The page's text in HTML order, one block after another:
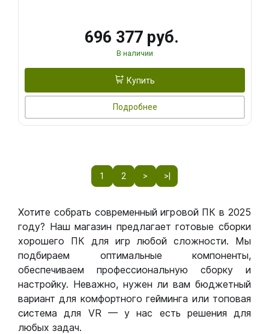
696 377 руб.
В наличии
Купить
Подробнее
1 2 > >|
Хотите собрать современный игровой ПК в 2025
году? Наш магазин предлагает готовые сборки
хорошего ПК для игр любой сложности. Мы
подбираем оптимальные компоненты,
обеспечиваем профессиональную сборку и
настройку. Неважно, нужен ли вам бюджетный
вариант для комфортного гейминга или топовая
система для VR — у нас есть решения для
любых задач.